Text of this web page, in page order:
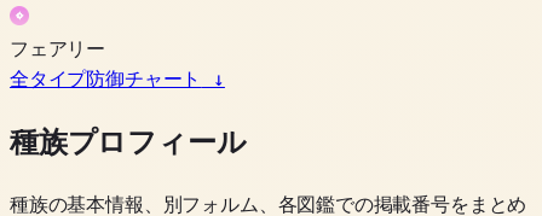
フェアリー
全タイプ防御チャート
↓
種族プロフィール
種族の基本情報、別フォルム、各図鑑での掲載番号をまとめ